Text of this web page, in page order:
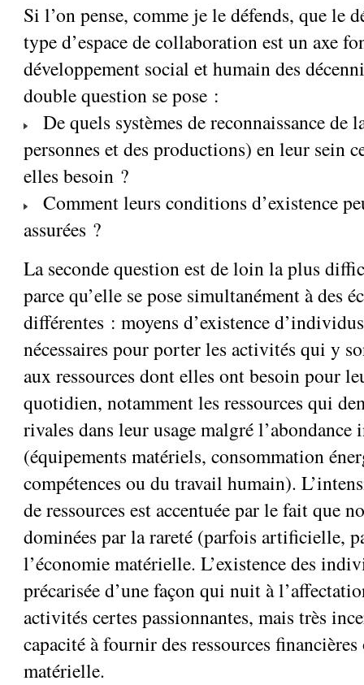
Si l’on pense, comme je le défends, que le
type d’espace de collaboration est un axe
développement social et humain des
double question se pose :
De quels systèmes de reconnaissance de
personnes et des productions) en leur sein
elles besoin ?
Comment leurs conditions d’existence
assurées ?
La seconde question est de loin la plus
parce qu’elle se pose simultanément à des
différentes : moyens d’existence
nécessaires pour porter les activités qui y
aux ressources dont elles ont besoin pour
quotidien, notamment les ressources qui
rivales dans leur usage malgré
(équipements matériels, consommation
compétences ou du travail humain).
de ressources est accentuée par le fait que
dominées par la rareté (parfois artificielle,
l’économie matérielle. L’existence des
précarisée d’une façon qui nuit à
activités certes passionnantes, mais très
capacité à fournir des ressources
matérielle.